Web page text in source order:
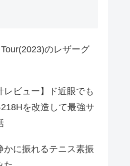
のレザーグ
レビュー】ド近眼でも
を改造して最強サ
かに振れるテニス素振